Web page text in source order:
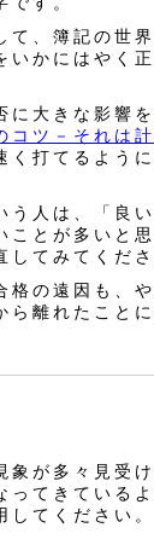
、簿記の世
いかにはやく
大きな影響
コツ－それは計
く打てるよう
人は、「良
ことが多いと
してみてくだ
の遠因も、
ら離れたこと
が多々見受
ってきている
してください。